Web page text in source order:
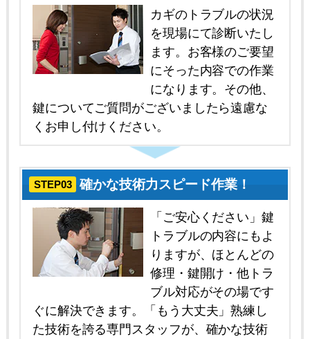
カギのトラブルの状況
を現場にて診断いたし
ます。お客様のご要望
にそった内容での作業
になります。その他、
鍵についてご質問がございましたら遠慮な
くお申し付けください。
STEP03 確かな技術力スピード作業！
「ご安心ください」鍵
トラブルの内容にもよ
りますが、ほとんどの
修理・鍵開け・他トラ
ブル対応がその場です
ぐに解決できます。「もう大丈夫」熟練し
た技術を誇る専門スタッフが、確かな技術